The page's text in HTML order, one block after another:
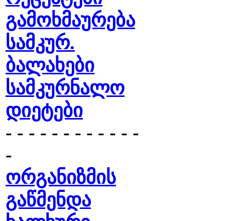
გამოხმაურება
სამკურ.
ბალახები
სამკურნალო
დიეტები
- - - - - - - - - - - -
-
ორგანიზმის
გაწმენდა